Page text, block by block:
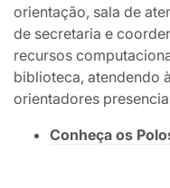
orientação, sala de
de secretaria e
recursos
biblioteca, atendendo
orientadores
Conheça os